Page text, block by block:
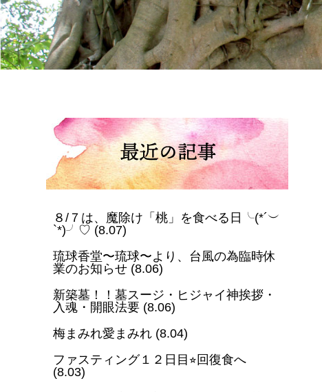
８/７は、魔除け「桃」を食べる日╰(*´︶
`*)╯♡ (8.07)
琉球香堂〜琉球〜より、台風の為臨時休
業のお知らせ (8.06)
新築墓！！墓スージ・ヒジャイ神挨拶・
入魂・開眼法要 (8.06)
梅まみれ愛まみれ (8.04)
ファスティング１２日目⭐︎回復食へ
(8.03)